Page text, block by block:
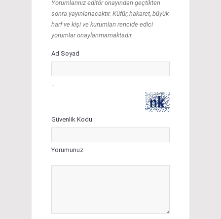
Yorumlarınız editör onayından geçtikten
sonra yayınlanacaktır. Küfür, hakaret, büyük
harf ve kişi ve kurumları rencide edici
yorumlar onaylanmamaktadır.
Ad Soyad
Güvenlik Kodu
Yorumunuz